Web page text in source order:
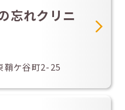
忘れクリニ
鞘ケ谷町2-25